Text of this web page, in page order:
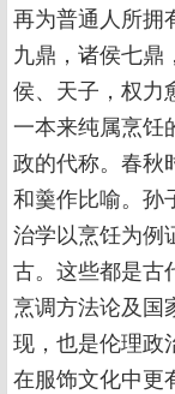
再为普通人所拥
九鼎，诸侯七鼎
侯、天子，权力
一本来纯属烹饪
政的代称。春秋
和羹作比喻。孙
治学以烹饪为例
古。这些都是古
烹调方法论及国
现，也是伦理政
在服饰文化中更